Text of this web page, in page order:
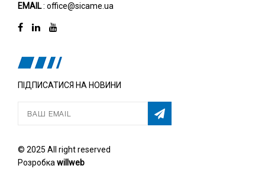
EMAIL: office@sicame.ua
ПІДПИСАТИСЯ НА НОВИНИ
© 2025 All right reserved
Розробка willweb